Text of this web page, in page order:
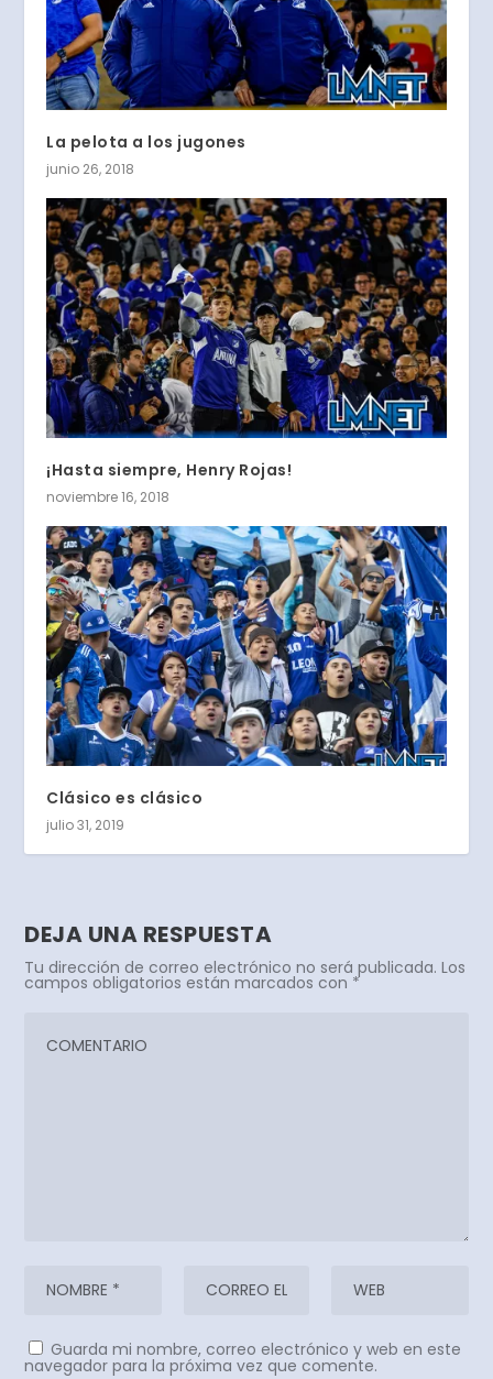
La pelota a los jugones
junio 26, 2018
¡Hasta siempre, Henry Rojas!
noviembre 16, 2018
Clásico es clásico
julio 31, 2019
DEJA UNA RESPUESTA
Tu dirección de correo electrónico no será publicada. Los
campos obligatorios están marcados con *
Guarda mi nombre, correo electrónico y web en este
navegador para la próxima vez que comente.